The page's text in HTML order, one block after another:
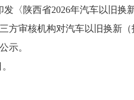
〈陕西省2026年汽车以旧
方审核机构对汽车以旧换新
示。